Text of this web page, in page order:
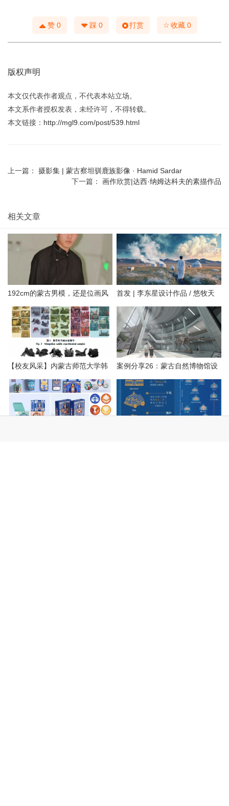
赞 0 踩 0 打赏 ☆收藏 0
版权声明
本文仅代表作者观点，不代表本站立场。
本文系作者授权发表，未经许可，不得转载。
本文链接： http://mgl9.com/post/539.html
上一篇： 摄影集 | 蒙古察坦驯鹿族影像 · Hamid Sardar
下一篇： 画作欣赏|达西·纳姆达科夫的素描作品
相关文章
192cm的蒙古男模，还是位画风
治愈的插画设计师。
首发 | 李东星设计作品 / 悠牧天
边·蒙古风情驿站民宿——自然疗
愈之地
【校友风采】内蒙古师范大学韩
海燕教授团队：基于感性工学和
AIGC的蒙古族马鞍造型座椅设计
案例分享26：蒙古自然博物馆设
计方案